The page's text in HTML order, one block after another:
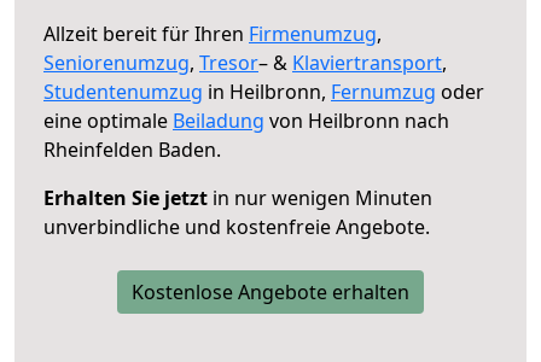
Allzeit bereit für Ihren Firmenumzug,
Seniorenumzug, Tresor– & Klaviertransport,
Studentenumzug in Heilbronn, Fernumzug oder
eine optimale Beiladung von Heilbronn nach
Rheinfelden Baden.
Erhalten Sie jetzt in nur wenigen Minuten
unverbindliche und kostenfreie Angebote.
Kostenlose Angebote erhalten